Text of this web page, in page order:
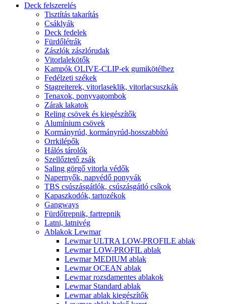
Deck felszerelés
Tisztítás takarítás
Csáklyák
Deck fedelek
Fürdőlétrák
Zászlók zászlórudak
Vitorlalekötők
Kampók OLIVE-CLIP-ek gumikötélhez
Fedélzeti székek
Stagreiterek, vitorlaseklik, vitorlacsuszkák
Tenaxok, ponyvagombok
Zárak lakatok
Reling csövek és kiegészítők
Alumínium csövek
Kormányrúd, kormányrúd-hosszabbító
Orrkilépők
Hálós tárolók
Szellőztető zsák
Saling görgő vitorla védők
Napernyők, napvédő ponyvák
TBS csúszásgátlók, csúszásgátló csíkok
Kapaszkodók, tartozékok
Gangways
Fürdőtrepnik, fartrepnik
Latni, latnivég
Ablakok Lewmar
Lewmar ULTRA LOW-PROFILE ablak
Lewmar LOW-PROFIL ablak
Lewmar MEDIUM ablak
Lewmar OCEAN ablak
Lewmar rozsdamentes ablakok
Lewmar Standard ablak
Lewmar ablak kiegészítők